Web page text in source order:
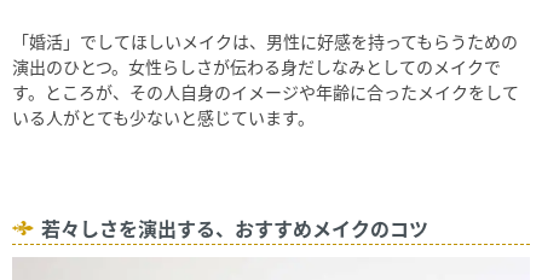
「婚活」でしてほしいメイクは、男性に好感を持ってもらうための
演出のひとつ。女性らしさが伝わる身だしなみとしてのメイクで
す。ところが、その人自身のイメージや年齢に合ったメイクをして
いる人がとても少ないと感じています。
若々しさを演出する、おすすめメイクのコツ